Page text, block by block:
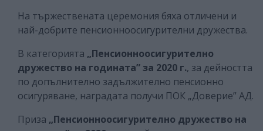
На тържествената церемония бяха отличени и
най-добрите пенсионноосигурителни дружества.
В категорията „Пенсионноосигурително
дружество на годината” за 2020 г., за дейността
по допълнително задължително пенсионно
осигуряване, наградата получи ПОК „Доверие” АД.
Приза „Пенсионноосигурително дружество на